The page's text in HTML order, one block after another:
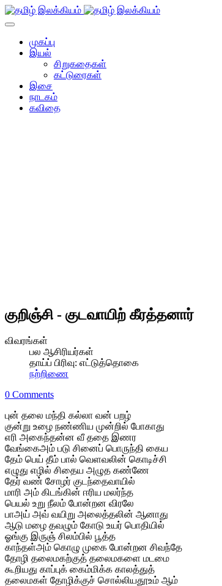
முகப்பு
இயல்
சிறுகதைகள்
கட்டுரைகள்
இசை
நாடகம்
கவிதை
குறிஞ்சி - குடவாயிற் கீரத்தனார்
விவரங்கள்
பல ஆசிரியர்கள்
தாய்ப் பிரிவு: எட்டுத்தொகை
நற்றிணை
0 Comments
புன் தலை மந்தி கல்லா வன் பறழ்
குன்று உழை நண்ணிய முன்றில் போகாது
எரி அகைந்தன்ன வீ ததை இணர
வேங்கைஅம் படு சினைப் பொருந்தி கைய
தேம் பெய் தீம் பால் வெளவலின் கொடிச்சி
எழுது எழில் சிதைய அழுத கண்ணே
தேர் வண் சோழர் குடந்தைவாயில்
மாரி அம் கிடங்கின் ஈரிய மலர்ந்த
பெயல் உறு நீலம் போன்றன விரலே
பாஅய் அவ் வயிறு அலைத்தலின் ஆனாது
ஆடு மழை தவழும் கோடு உயர் பொதியில்
ஓங்கு இருஞ் சிலம்பில் பூத்த
காந்தள்அம் கொழு முகை போன்றன சிவந்தே
தோழி தலைமகற்குத் தலைமகளை மடமை
கூறியது காப்புக் கைம்மிக்க காலத்துத்
தலைமகள் தோழிக்குச் சொல்லியதூஉம் ஆம்